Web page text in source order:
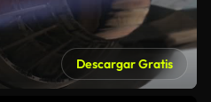
Descargar Gratis